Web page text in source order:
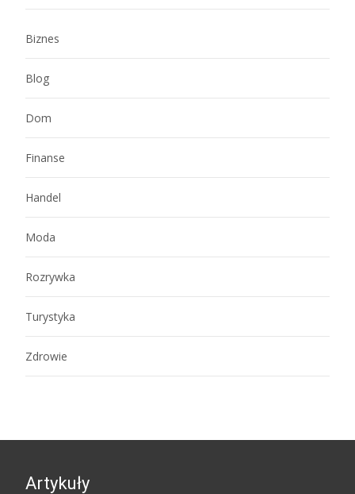
Biznes
Blog
Dom
Finanse
Handel
Moda
Rozrywka
Turystyka
Zdrowie
Artykuły